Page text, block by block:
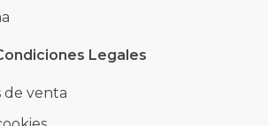
Legales
de venta